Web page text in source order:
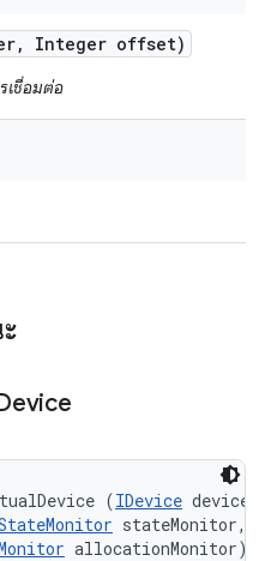
, Integer offset)
เชื่อมต่อ
(IDevice
stateMonitor,
allocationMonitor)